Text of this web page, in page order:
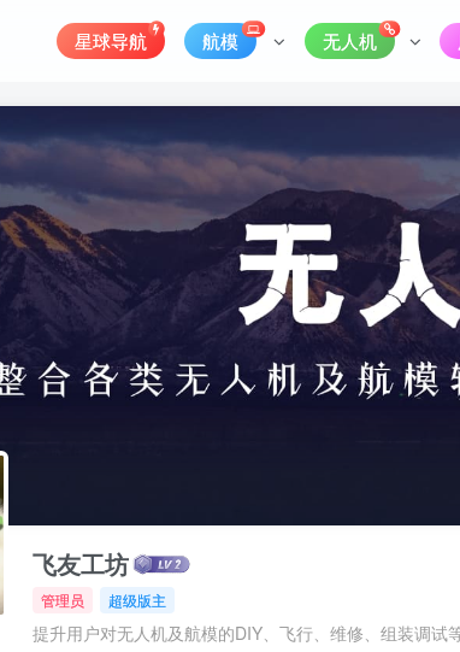
星球导航 航模 无人机
飞友工坊
管理员 超级版主
提升用户对无人机及航模的DIY、飞行、维修、组装调试